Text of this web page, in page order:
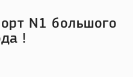
N1 большого
!